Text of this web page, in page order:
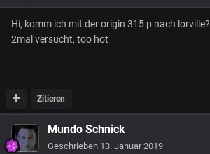
Hi, komm ich mit der origin 315 p nach lorville?
2mal versucht, too hot
Zitieren
Mundo Schnick
Geschrieben 13. Januar 2019